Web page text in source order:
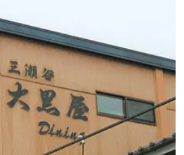
追...